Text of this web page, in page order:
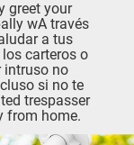
greet your
wA través
a tus
carteros o
intruso no
si no te
trespasser
from home.